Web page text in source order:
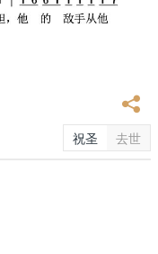
祝圣 去世